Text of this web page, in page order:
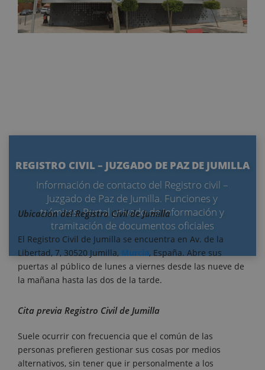
REGISTRO CIVIL – JUZGADO DE PAZ DE JUMILLA
Información de contacto del Registro civil –
Juzgado de Paz de Jumilla. Funciones y
trámites. Portal privado de información y
tramitación de documentos oficiales
Ubicación del Registro Civil de Jumilla
El Registro Civil de Jumilla se encuentra en Av. de la
Libertad, 7, 30520 Jumilla, Murcia, España. Abre sus
puertas al público de lunes a viernes desde las nueve de
la mañana hasta las dos de la tarde.
Cita previa Registro Civil de Jumilla
Suele ocurrir con frecuencia que el común de las
personas prefieren gestionar sus cosas por medios
alternativos, sin tener que ir personalmente a los